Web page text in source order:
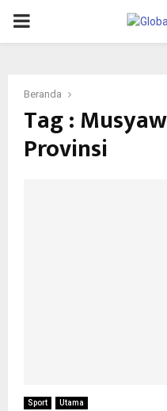
PRIMARY
Beranda
Tag :
Provinsi
Sport Utama